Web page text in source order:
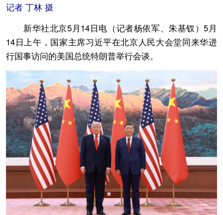
记者 丁林 摄
新华社北京5月14日电（记者杨依军、朱基钗）5月
14日上午，国家主席习近平在北京人民大会堂同来华进
行国事访问的美国总统特朗普举行会谈。